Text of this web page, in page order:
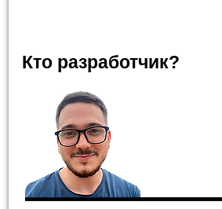
Кто разработчик?